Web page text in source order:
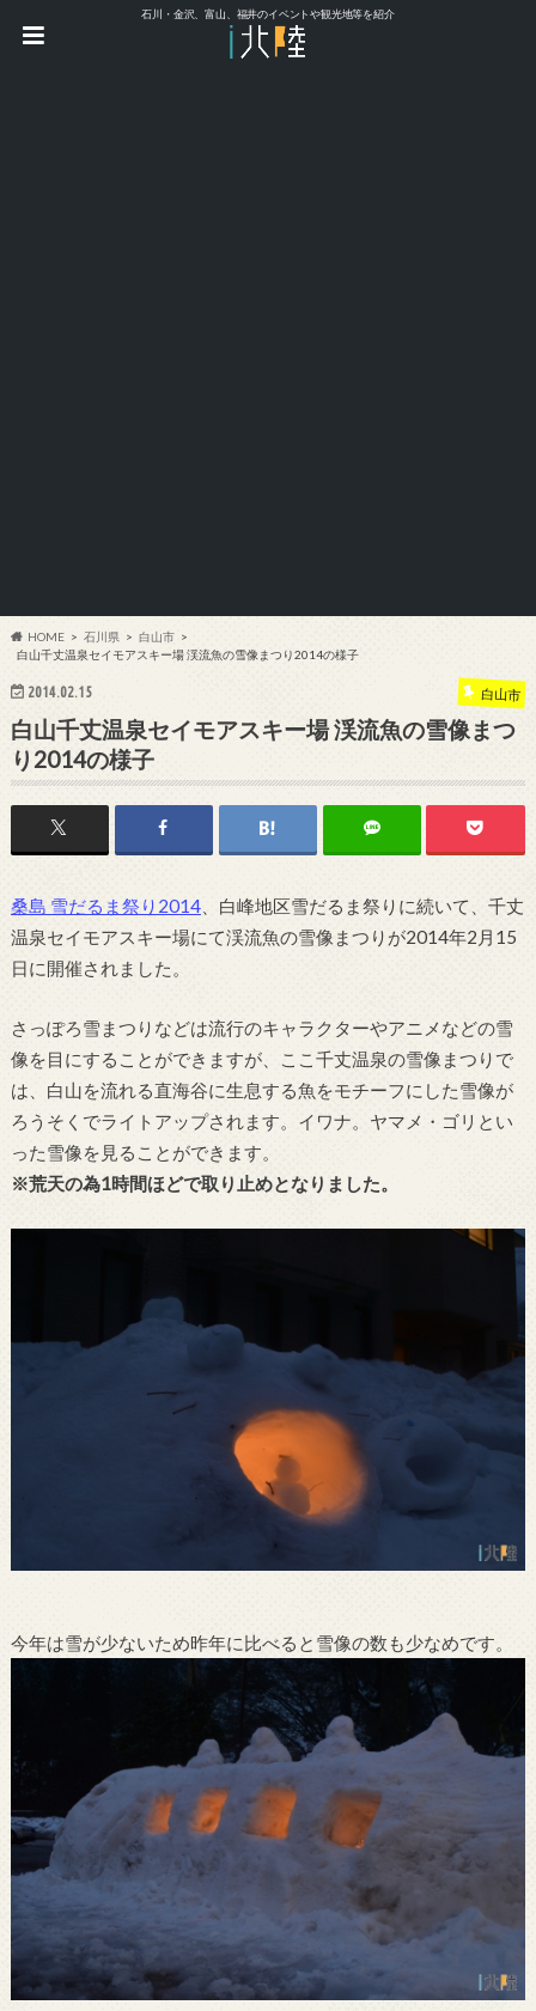
石川・金沢、富山、福井のイベントや観光地等を紹介
HOME 石川県
白山市
白山千丈温泉セイモアスキー場 渓流魚の雪像まつり2014の様子
2014.02.15 白山市
白山千丈温泉セイモアスキー場 渓流魚の雪像まつ
り2014の様子
桑島 雪だるま祭り2014、白峰地区雪だるま祭りに続いて、千丈
温泉セイモアスキー場にて渓流魚の雪像まつりが2014年2月15
日に開催されました。
さっぽろ雪まつりなどは流行のキャラクターやアニメなどの雪
像を目にすることができますが、ここ千丈温泉の雪像まつりで
は、白山を流れる直海谷に生息する魚をモチーフにした雪像が
ろうそくでライトアップされます。イワナ。ヤマメ・ゴリとい
った雪像を見ることができます。
※荒天の為1時間ほどで取り止めとなりました。
今年は雪が少ないため昨年に比べると雪像の数も少なめです。